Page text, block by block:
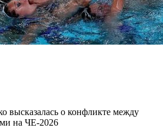
высказалась о конфликте между
на ЧЕ-2026